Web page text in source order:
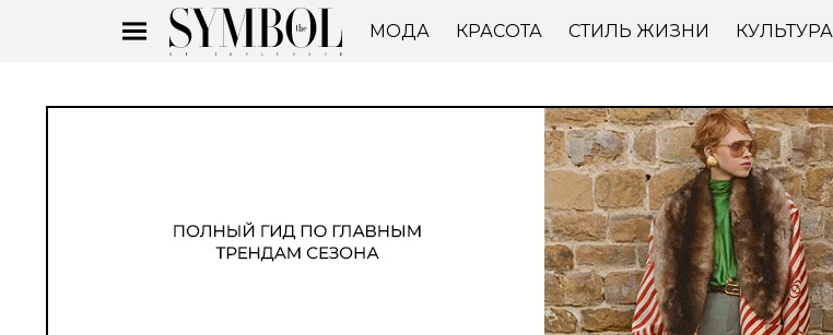
МОДА КРАСОТА СТИЛЬ ЖИЗНИ КУЛЬТУРА